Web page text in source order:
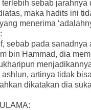
terlebih sebab jarahnya
maka hadits ini
menerima
sebab pada sanadnya
bin Hammad, dia
artinya tidak
dikatakan dia